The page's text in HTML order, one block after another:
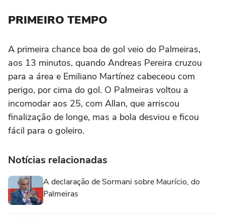
PRIMEIRO TEMPO
A primeira chance boa de gol veio do Palmeiras,
aos 13 minutos, quando Andreas Pereira cruzou
para a área e Emiliano Martínez cabeceou com
perigo, por cima do gol. O Palmeiras voltou a
incomodar aos 25, com Allan, que arriscou
finalização de longe, mas a bola desviou e ficou
fácil para o goleiro.
Notícias relacionadas
A declaração de Sormani sobre Maurício, do
Palmeiras